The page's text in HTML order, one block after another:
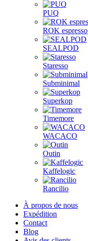
PUQ
ROK espresso
SEALPOD
Staresso
Subminimal
Superkop
Timemore
WACACO
Outin
Kaffelogic
Rancilio
À propos de nous
Expédition
Contact
Blog